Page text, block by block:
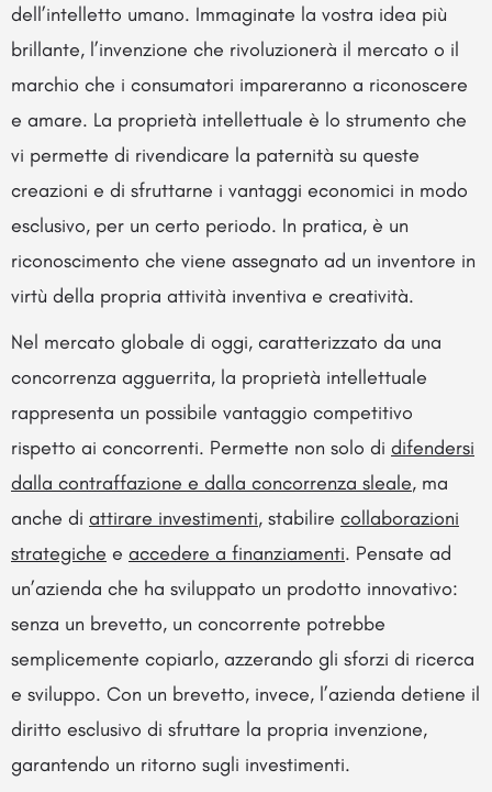
dell’intelletto umano. Immaginate la vostra idea più
brillante, l’invenzione che rivoluzionerà il mercato o il
marchio che i consumatori impareranno a riconoscere
e amare. La proprietà intellettuale è lo strumento che
vi permette di rivendicare la paternità su queste
creazioni e di sfruttarne i vantaggi economici in modo
esclusivo, per un certo periodo. In pratica, è un
riconoscimento che viene assegnato ad un inventore in
virtù della propria attività inventiva e creatività.
Nel mercato globale di oggi, caratterizzato da una
concorrenza agguerrita, la proprietà intellettuale
rappresenta un possibile vantaggio competitivo
rispetto ai concorrenti. Permette non solo di difendersi
dalla contraffazione e dalla concorrenza sleale, ma
anche di attirare investimenti, stabilire collaborazioni
strategiche e accedere a finanziamenti. Pensate ad
un’azienda che ha sviluppato un prodotto innovativo:
senza un brevetto, un concorrente potrebbe
semplicemente copiarlo, azzerando gli sforzi di ricerca
e sviluppo. Con un brevetto, invece, l’azienda detiene il
diritto esclusivo di sfruttare la propria invenzione,
garantendo un ritorno sugli investimenti.